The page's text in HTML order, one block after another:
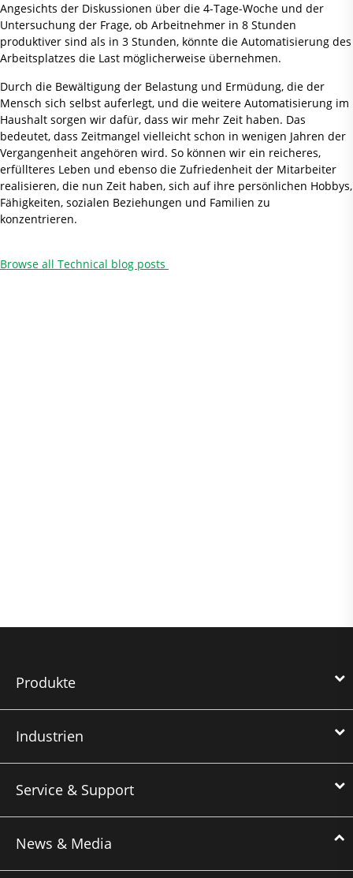
Angesichts der Diskussionen über die 4-Tage-Woche und der
Untersuchung der Frage, ob Arbeitnehmer in 8 Stunden
produktiver sind als in 3 Stunden, könnte die Automatisierung des
Arbeitsplatzes die Last möglicherweise übernehmen.
Durch die Bewältigung der Belastung und Ermüdung, die der
Mensch sich selbst auferlegt, und die weitere Automatisierung im
Haushalt sorgen wir dafür, dass wir mehr Zeit haben. Das
bedeutet, dass Zeitmangel vielleicht schon in wenigen Jahren der
Vergangenheit angehören wird. So können wir ein reicheres,
erfüllteres Leben und ebenso die Zufriedenheit der Mitarbeiter
realisieren, die nun Zeit haben, sich auf ihre persönlichen Hobbys,
Fähigkeiten, sozialen Beziehungen und Familien zu
konzentrieren.
Browse all Technical blog posts
Produkte
Industrien
Service & Support
News & Media